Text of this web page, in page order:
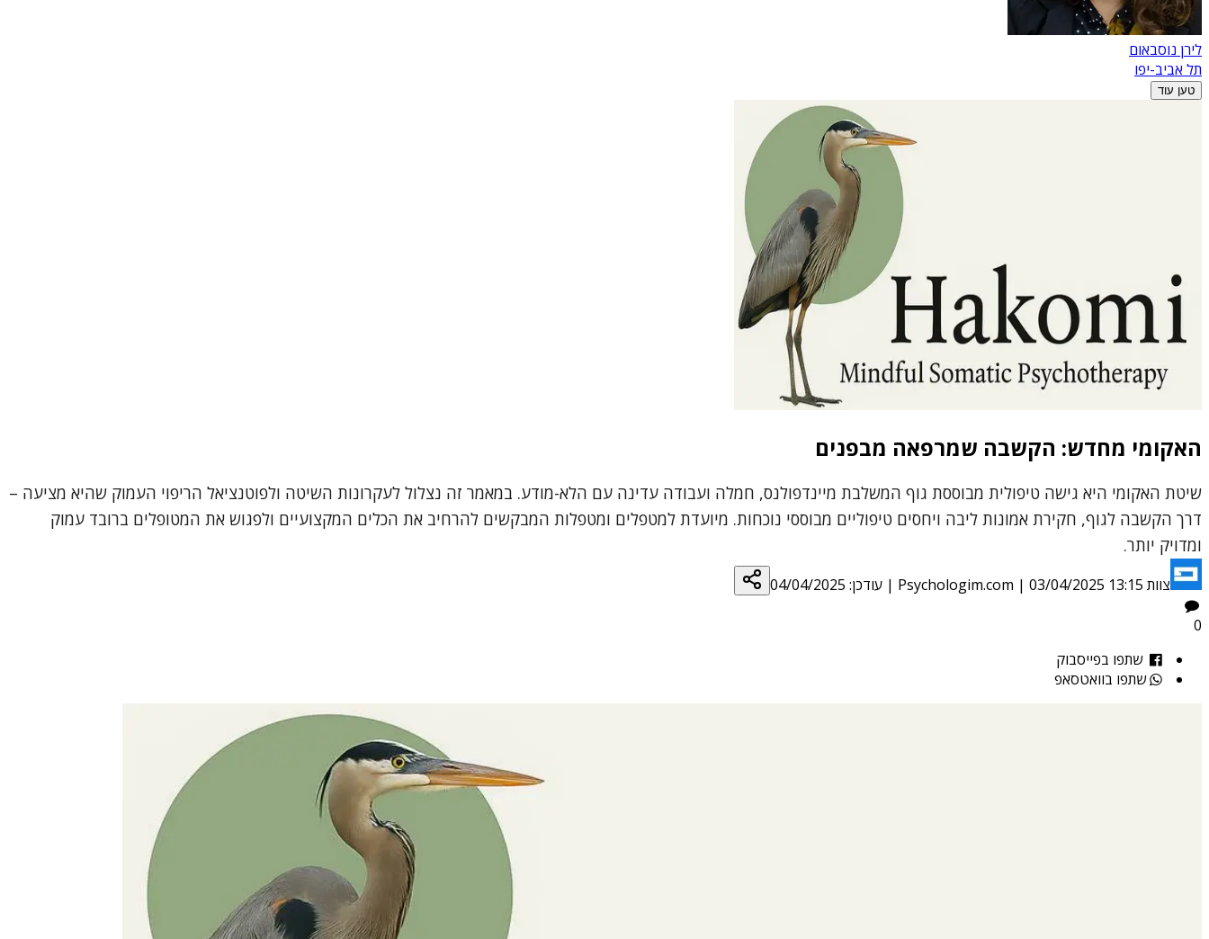
לירן נוסבאום
תל אביב-יפו
טען עוד
האקומי מחדש: הקשבה שמרפאה מבפנים
שיטת האקומי היא גישה טיפולית מבוססת גוף המשלבת מיינדפולנס, חמלה ועבודה עדינה עם הלא-מודע. במאמר זה נצלול לעקרונות השיטה ולפוטנציאל הריפוי העמוק שהיא מציעה –
דרך הקשבה לגוף, חקירת אמונות ליבה ויחסים טיפוליים מבוססי נוכחות. מיועדת למטפלים ומטפלות המבקשים להרחיב את הכלים המקצועיים ולפגוש את המטופלים ברובד עמוק
ומדויק יותר.
צוות Psychologim.com | 03/04/2025 13:15 | עודכן: 04/04/2025
0
שתפו בפייסבוק
שתפו בוואטסאפ